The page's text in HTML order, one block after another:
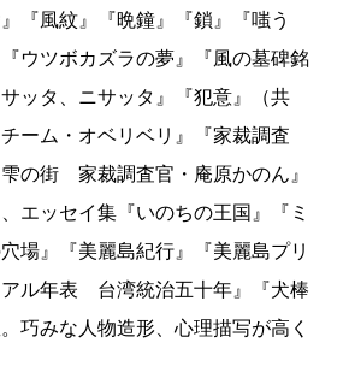
『風紋』『晩鐘』『鎖』『嗤う
ウツボカズラの夢』『風の墓碑銘
サッタ、ニサッタ』『犯意』（共
ーム・オベリベリ』『家裁調査
の街 家裁調査官・庵原かのん』
エッセイ集『いのちの王国』『ミ
場』『美麗島紀行』『美麗島プリ
アル年表 台湾統治五十年』『犬棒
巧みな人物造形、心理描写が高く